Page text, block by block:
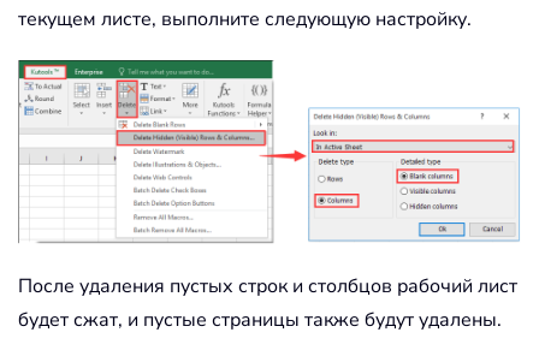
текущем листе, выполните следующую настройку.
После удаления пустых строк и столбцов рабочий лист
будет сжат, и пустые страницы также будут удалены.